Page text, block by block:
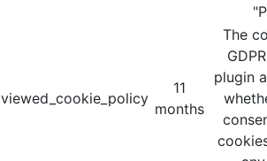
viewed_cookie_policy
11
months
The
plugin